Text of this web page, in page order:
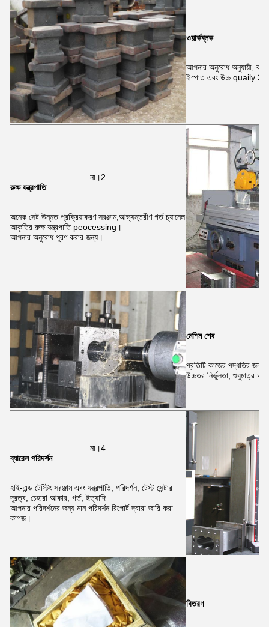
ওয়ার্কব্লক
আপনার অনুরোধ অনুযায়ী,
ইস্পাত এবং উচ্চ quaily
না।2
রুক্ষ যন্ত্রপাতি
অনেক সেট উন্নত প্রক্রিয়াকরণ সরঞ্জাম,আভ্যন্তরীণ গর্ত চ্যানেল
আকৃতির রুক্ষ যন্ত্রপাতি peocessing।
আপনার অনুরোধ পূরণ করার জন্য।
মেশিন শেষ
প্রতিটি কাজের পদ্ধতির জন্য
উচ্চতর নির্ভুলতা, শুধুমাত্র
না।4
ব্যারেল পরিদর্শন
হাই-এন্ড টেস্টিং সরঞ্জাম এবং যন্ত্রপাতি, পরিদর্শন, টেস্ট সেন্টার
দূরত্ব, চেহারা আকার, গর্ত, ইত্যাদি
আপনার পরিদর্শনের জন্য মান পরিদর্শন রিপোর্ট দ্বারা জারি করা
কাগজ।
বিতরণ